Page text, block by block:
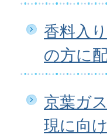
香料入
の方に
京葉ガ
現に向